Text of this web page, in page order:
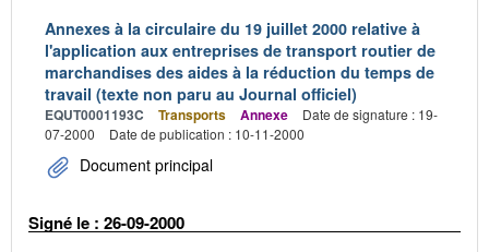
Annexes à la circulaire du 19 juillet 2000 relative à
l'application aux entreprises de transport routier de
marchandises des aides à la réduction du temps de
travail (texte non paru au Journal officiel)
EQUT0001193C Transports Annexe
Date de signature : 19-
07-2000
Date de publication : 10-11-2000
Document principal
Signé le : 26-09-2000